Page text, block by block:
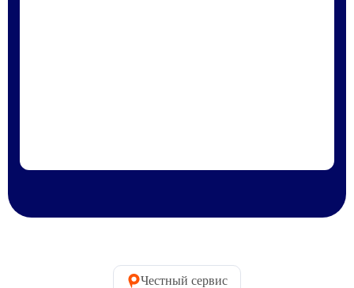
Честный сервис